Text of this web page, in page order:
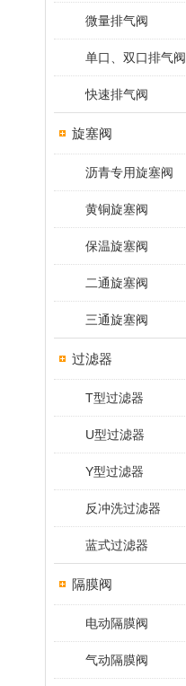
微量排气阀
单口、双口排气阀
快速排气阀
旋塞阀
沥青专用旋塞阀
黄铜旋塞阀
保温旋塞阀
二通旋塞阀
三通旋塞阀
过滤器
T型过滤器
U型过滤器
Y型过滤器
反冲洗过滤器
蓝式过滤器
隔膜阀
电动隔膜阀
气动隔膜阀